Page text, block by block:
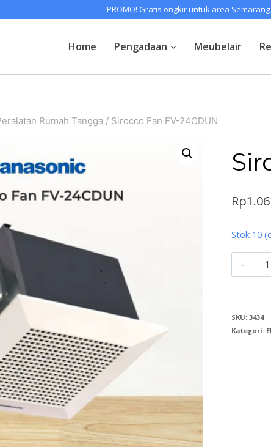
PROMO! Gratis ongkir untuk area
Home Pengadaan Meubelair
Rumah Tangga / Sirocco Fan FV-24CDUN
Rp
Stok 10
FV-
SKU:3434
Kategori: